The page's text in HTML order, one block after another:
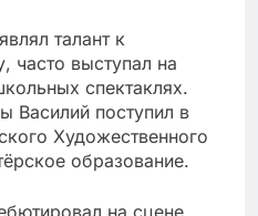
талант к
часто выступал на
спектаклях.
Василий поступил в
Художественного
образование.
на сцене